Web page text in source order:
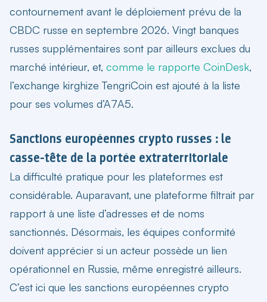
contournement avant le déploiement prévu de la
CBDC russe en septembre 2026. Vingt banques
russes supplémentaires sont par ailleurs exclues du
marché intérieur, et, comme le rapporte CoinDesk,
l’exchange kirghize TengriCoin est ajouté à la liste
pour ses volumes d’A7A5.
Sanctions européennes crypto russes : le
casse-tête de la portée extraterritoriale
La difficulté pratique pour les plateformes est
considérable. Auparavant, une plateforme filtrait par
rapport à une liste d’adresses et de noms
sanctionnés. Désormais, les équipes conformité
doivent apprécier si un acteur possède un lien
opérationnel en Russie, même enregistré ailleurs.
C’est ici que les sanctions européennes crypto